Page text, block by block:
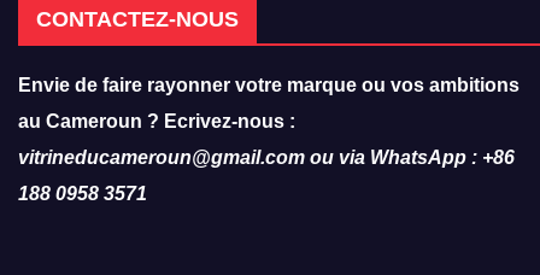
CONTACTEZ-NOUS
Envie de faire rayonner votre marque ou vos ambitions
au Cameroun ? Ecrivez-nous :
vitrineducameroun@gmail.com ou via WhatsApp : +86
188 0958 3571